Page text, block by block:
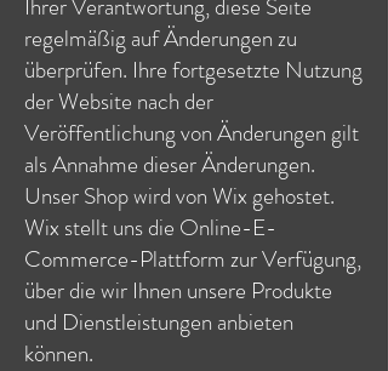
regelmäßig auf Änderungen zu
überprüfen. Ihre fortgesetzte Nutzung
der Website nach der
Veröffentlichung von Änderungen gilt
als Annahme dieser Änderungen.
Unser Shop wird von Wix gehostet.
Wix stellt uns die Online-E-
Commerce-Plattform zur Verfügung,
über die wir Ihnen unsere Produkte
und Dienstleistungen anbieten
können.